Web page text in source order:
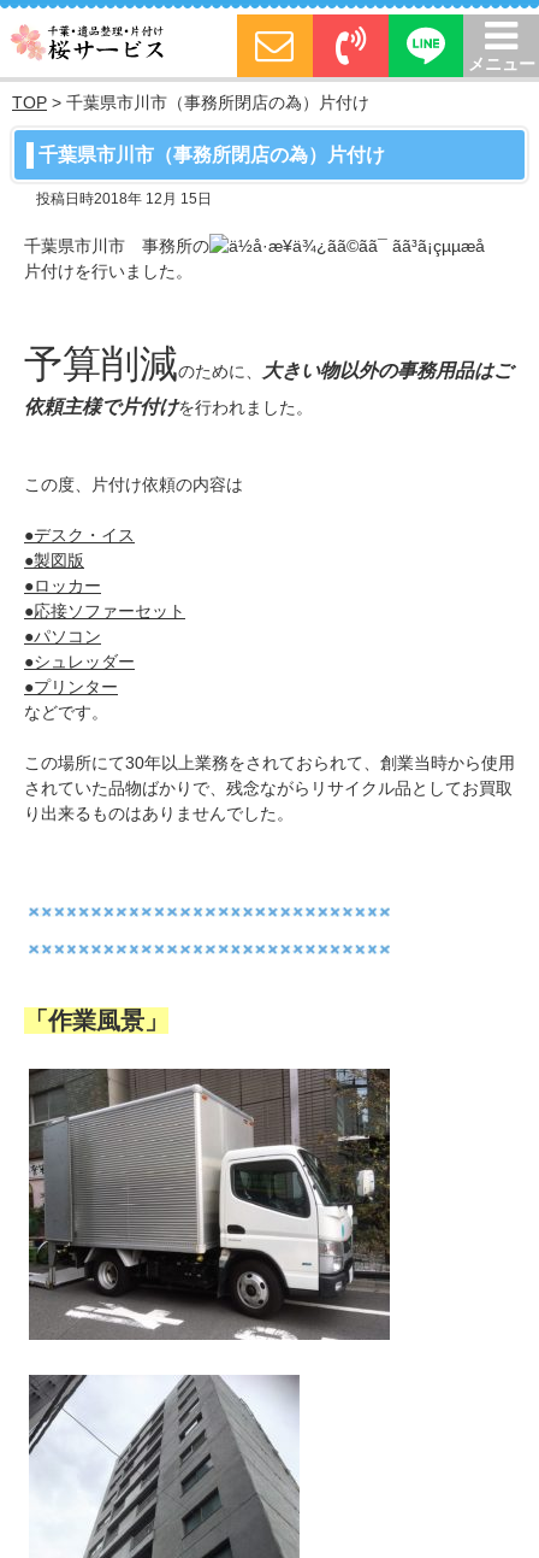
メニュー
TOP > 千葉県市川市（事務所閉店の為）片付け
千葉県市川市（事務所閉店の為）片付け
投稿日時2018年 12月 15日
千葉県市川市 事務所の
片付けを行いました。
予算削減のために、
大きい物以外の事務用品はご
依頼主様で片付けを行われました。
この度、片付け依頼の内容は
●デスク・イス
●製図版
●ロッカー
●応接ソファーセット
●パソコン
●シュレッダー
●プリンター
などです。
この場所にて30年以上業務をされておられて、創業当時から使用
されていた品物ばかりで、残念ながらリサイクル品としてお買取
り出来るものはありませんでした。
「作業風景」